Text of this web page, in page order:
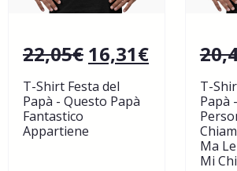
22,05€ 16,31€
T-Shirt Festa del
Papà - Questo Papà
Fantastico
Appartiene
T-
Papà
Ma
Mi